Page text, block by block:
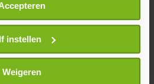
over uw geografische
meter nauwkeurig kan zijn
door het actief te
eigenschappen (fingerprinting)
gegevens worden
instellen
Weigeren
troepen
aan